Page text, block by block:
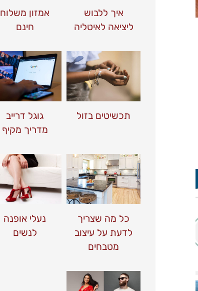
איך ללבוש
ליציאה לאיטליה
אמזון משלוח
חינם
תכשיטים בזול
גוגל דרייב
מדריך מקיף
כל מה שצריך
לדעת על עיצוב
מטבחים
נעלי אופנה
לנשים